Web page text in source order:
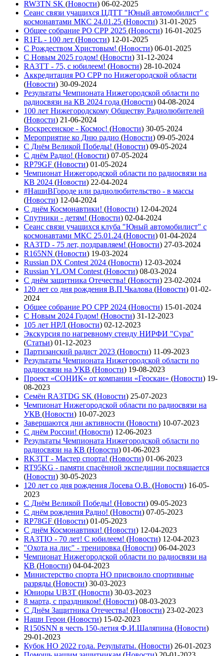
RW3TN SK (Новости) 06-02-2025
Сеанс связи учащихся ЦДТТ "Юный автомобилист" с
космонавтами МКС 24.01.25 (Новости) 31-01-2025
Общее собрание РО СРР 2025 (Новости) 16-01-2025
R1FL - 100 лет (Новости) 12-01-2025
С Рождеством Христовым! (Новости) 06-01-2025
С Новым 2025 годом! (Новости) 31-12-2024
RA3TT - 75, с юбилеем! (Новости) 28-10-2024
Аккредитация РО СРР по Нижегородской области
(Новости) 30-09-2024
Результаты Чемпионата Нижегородской области по
радиосвязи на КВ 2024 года (Новости) 04-08-2024
100 лет Нижегородскому Обществу Радиолюбителей
(Новости) 21-06-2024
Воскресенское - Космос! (Новости) 30-05-2024
Мероприятие ко Дню радио (Новости) 09-05-2024
С Днём Великой Победы! (Новости) 09-05-2024
С днём Радио! (Новости) 07-05-2024
RP79GF (Новости) 01-05-2024
Чемпионат Нижегородской области по радиосвязи на
КВ 2024 (Новости) 22-04-2024
#НашиВГороде или радиолюбительство - в массы
(Новости) 12-04-2024
С днём Космонавтики! (Новости) 12-04-2024
Спутники - детям! (Новости) 02-04-2024
Сеанс связи учащихся клуба "Юный автомобилист" с
космонавтами МКС 25.01.24 (Новости) 01-04-2024
RA3TD - 75 лет, поздравляем! (Новости) 27-03-2024
R165NN (Новости) 19-03-2024
Russian DX Contest 2024 (Новости) 12-03-2024
Russian YL/OM Contest (Новости) 08-03-2024
С днём защитника Отечества! (Новости) 23-02-2024
120 лет со дня рождения В.П.Чкалова (Новости) 01-02-
2024
Общее собрание РО СРР 2024 (Новости) 15-01-2024
С Новым 2024 Годом! (Новости) 31-12-2023
105 лет НРЛ (Новости) 02-12-2023
Экскурсия по нагревному стенду НИРФИ "Сура"
(Статьи) 01-12-2023
Партизанский радист 2023 (Новости) 11-09-2023
Результаты Чемпионата Нижегородской области по
радиосвязи на УКВ (Новости) 19-08-2023
Проект «СОНИК» от компании «Геоскан» (Новости) 19-
08-2023
Семён RA3TDG SK (Новости) 25-07-2023
Чемпионат Нижегородской области по радиосвязи на
УКВ (Новости) 10-07-2023
Завершаются дни активности (Новости) 10-07-2023
С днём России! (Новости) 12-06-2023
Результаты Чемпионата Нижегородской области по
радиосвязи на КВ (Новости) 01-06-2023
RK3TT - Мастер спорта! (Новости) 01-06-2023
RT95KG - памяти спасённой экспедиции посвящается
(Новости) 30-05-2023
120 лет со дня рождения Лосева О.В. (Новости) 16-05-
2023
С Днём Великой Победы! (Новости) 09-05-2023
С днём рождения Радио! (Новости) 07-05-2023
RP78GF (Новости) 01-05-2023
С днём Космонавтики! (Новости) 12-04-2023
RA3TIO - 70 лет! С юбилеем! (Новости) 12-04-2023
"Охота на лис" - тренировка (Новости) 06-04-2023
Чемпионат Нижегородской области по радиосвязи на
КВ (Новости) 04-04-2023
Министерство спорта НО присвоило спортивные
разряды (Новости) 30-03-2023
Юниоры UB3T (Новости) 30-03-2023
8 марта, с праздником! (Новости) 08-03-2023
С Днём Защитника Отечества! (Новости) 23-02-2023
Наши Герои (Новости) 15-02-2023
R150SNN в честь 150-летия Ф.И.Шаляпина (Новости)
29-01-2023
Кубок НО 2022 года. Результаты. (Новости) 26-01-2023